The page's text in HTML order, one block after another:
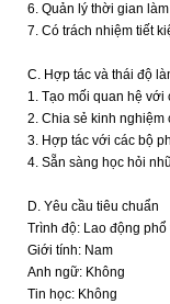
6. Quản lý thời gian
7. Có trách nhiệm tiết
C. Hợp tác và thái độ
1. Tạo mối quan hệ với
2. Chia sẻ kinh nghiệm
3. Hợp tác với các bộ
4. Sẵn sàng học hỏi
D. Yêu cầu tiêu chuẩn
Trình độ: Lao động phổ
Giới tính: Nam
Anh ngữ: Không
Tin học: Không